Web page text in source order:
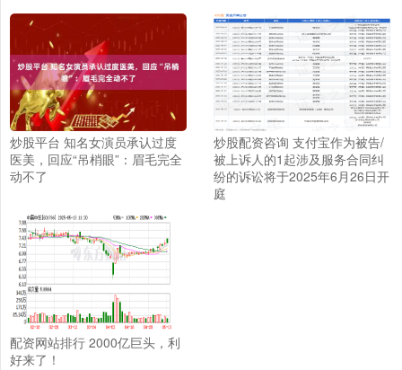
炒股平台 知名女演员承认过度
医美，回应“吊梢眼”：眉毛完全
动不了
炒股配资咨询 支付宝作为被告/
被上诉人的1起涉及服务合同纠
纷的诉讼将于2025年6月26日开
庭
配资网站排行 2000亿巨头，利
好来了！